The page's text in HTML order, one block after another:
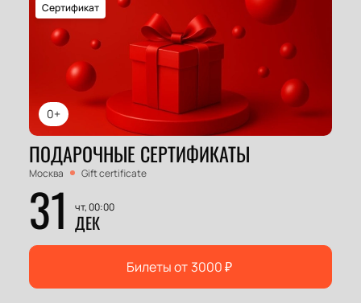
0+
Сертификат
ПОДАРОЧНЫЕ СЕРТИФИКАТЫ
Москва Gift certificate
31 чт, 00:00
ДЕК
Билеты от 3000₽